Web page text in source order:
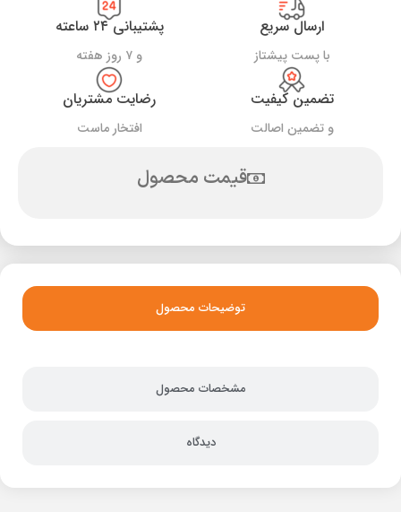
ارسال سریع
با پست پیشتاز
پشتیبانی ۲۴ ساعته
و ۷ روز هفته
تضمین کیفیت
و تضمین اصالت
رضایت مشتریان
افتخار ماست
قیمت محصول
توضیحات محصول
مشخصات محصول
دیدگاه